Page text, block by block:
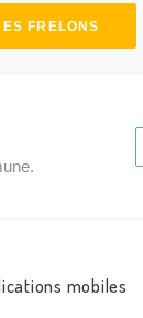
FRELONS
mobiles